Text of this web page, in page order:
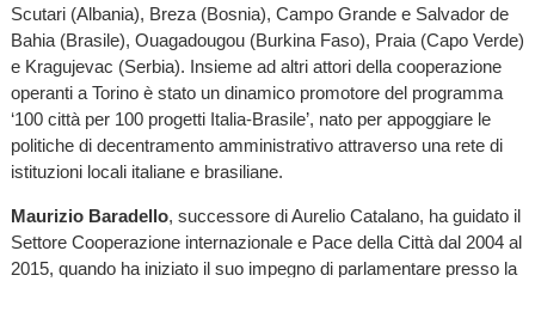
Scutari (Albania), Breza (Bosnia), Campo Grande e Salvador de
Bahia (Brasile), Ouagadougou (Burkina Faso), Praia (Capo Verde)
e Kragujevac (Serbia). Insieme ad altri attori della cooperazione
operanti a Torino è stato un dinamico promotore del programma
‘100 città per 100 progetti Italia-Brasile’, nato per appoggiare le
politiche di decentramento amministrativo attraverso una rete di
istituzioni locali italiane e brasiliane.
Maurizio Baradello, successore di Aurelio Catalano, ha guidato il
Settore Cooperazione internazionale e Pace della Città dal 2004 al
2015, quando ha iniziato il suo impegno di parlamentare presso la